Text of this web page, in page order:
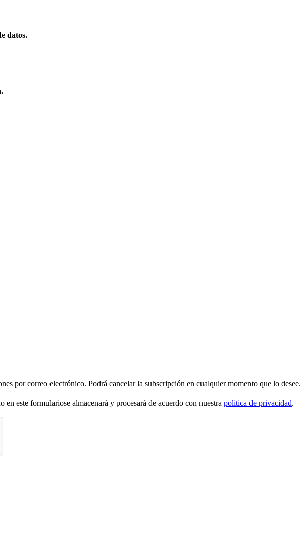
datos.
por correo electrónico. Podrá cancelar la subscripción en cualquier momento que lo desee.
este formulariose almacenará y procesará de acuerdo con nuestra politica de privacidad.